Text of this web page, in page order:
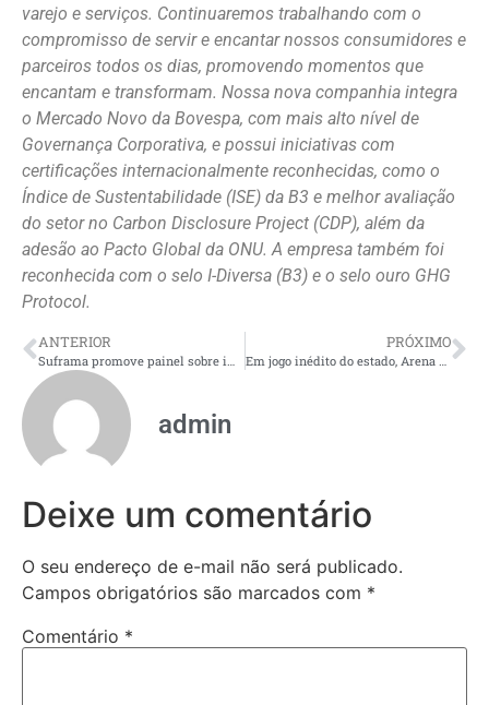
varejo e serviços. Continuaremos trabalhando com o
compromisso de servir e encantar nossos consumidores e
parceiros todos os dias, promovendo momentos que
encantam e transformam. Nossa nova companhia integra
o Mercado Novo da Bovespa, com mais alto nível de
Governança Corporativa, e possui iniciativas com
certificações internacionalmente reconhecidas, como o
Índice de Sustentabilidade (ISE) da B3 e melhor avaliação
do setor no Carbon Disclosure Project (CDP), além da
adesão ao Pacto Global da ONU. A empresa também foi
reconhecida com o selo I-Diversa (B3) e o selo ouro GHG
Protocol.
ANTERIOR PRÓXIMO
admin
Deixe um comentário
O seu endereço de e-mail não será publicado.
Campos obrigatórios são marcados com *
Comentário *